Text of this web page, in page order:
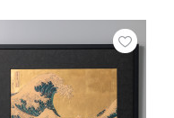
良い金箔を取り入れ